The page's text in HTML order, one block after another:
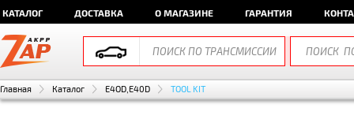
КАТАЛОГ ДОСТАВКА О МАГАЗИНЕ ГАРАНТИЯ
Главная Каталог E4OD,E40D TOOL KIT